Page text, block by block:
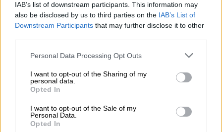
IAB’s list of downstream participants. This information may
also be disclosed by us to third parties on the IAB’s List of
Downstream Participants that may further disclose it to other
Please note that this website/app uses one or more Google
not limited to your visit or usage behaviour. You may click to
grant or deny consent to Google and its third-party tags to
use your data for below specified purposes in below Google
consent section.
Personal Data Processing Opt Outs
I want to opt-out of the Sharing of my
personal data.
Opted In
I want to opt-out of the Sale of my
Personal Data.
Opted In
Αθλητισμός|17.11.2019 19:32
«Στο ματς με τη Νιούκαστλ το Νο7 θα
πεθάνει»: Ο θρύλος της Μάντσεστερ που
έγινε ζωντανός στόχος για 90'
Όταν ο θρυλικός Βορειοϊρλανδός νίκησε το
φόβο...